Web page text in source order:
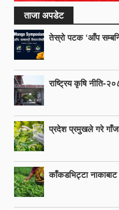
ताजा अपडेट
तेस्रो पटक ‘आँप
राष्ट्रिय कृषि नीति-
प्रदेश प्रमुखले गरे
काँकडभिट्टा नाकाबाट